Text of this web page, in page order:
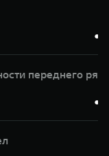
●
переднего
●